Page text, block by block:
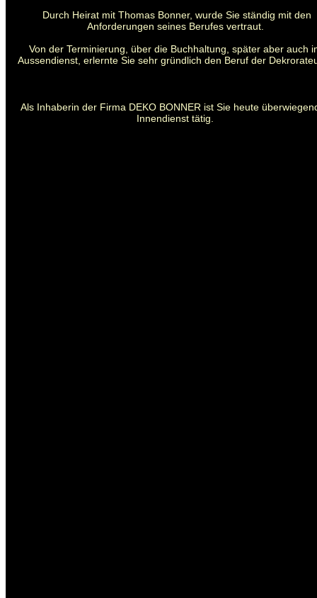
Durch Heirat mit Thomas Bonner, wurde Sie ständig mit den
Anforderungen seines Berufes vertraut.
Von der Terminierung, über die Buchhaltung, später aber auch
Aussendienst, erlernte Sie sehr gründlich den Beruf der
Als Inhaberin der Firma DEKO BONNER ist Sie heute
Innendienst tätig.